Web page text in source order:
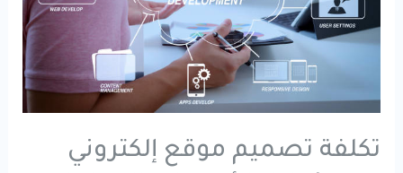
تكلفة تصميم موقع إلكتروني